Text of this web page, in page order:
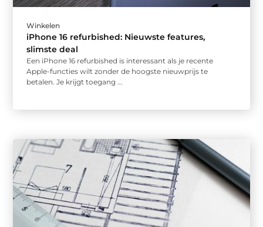
Winkelen
iPhone 16 refurbished: Nieuwste features,
slimste deal
Een iPhone 16 refurbished is interessant als je recente
Apple-functies wilt zonder de hoogste nieuwprijs te
betalen. Je krijgt toegang ...